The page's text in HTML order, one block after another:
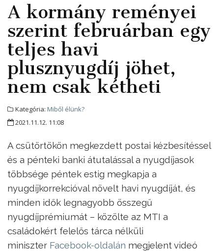
A kormány reményei
szerint februárban egy
teljes havi
plusznyugdíj jöhet,
nem csak kétheti
Kategória: Miből élünk?
2021.11.12. 11:08
A csütörtökön megkezdett postai kézbesítéssel
és a pénteki banki átutalással a nyugdíjasok
többsége péntek estig megkapja a
nyugdíjkorrekcióval növelt havi nyugdíját, és
minden idők legnagyobb összegű
nyugdíjprémiumát – közölte az MTI a
családokért felelős tárca nélküli
miniszter Facebook-oldalán megjelent videó